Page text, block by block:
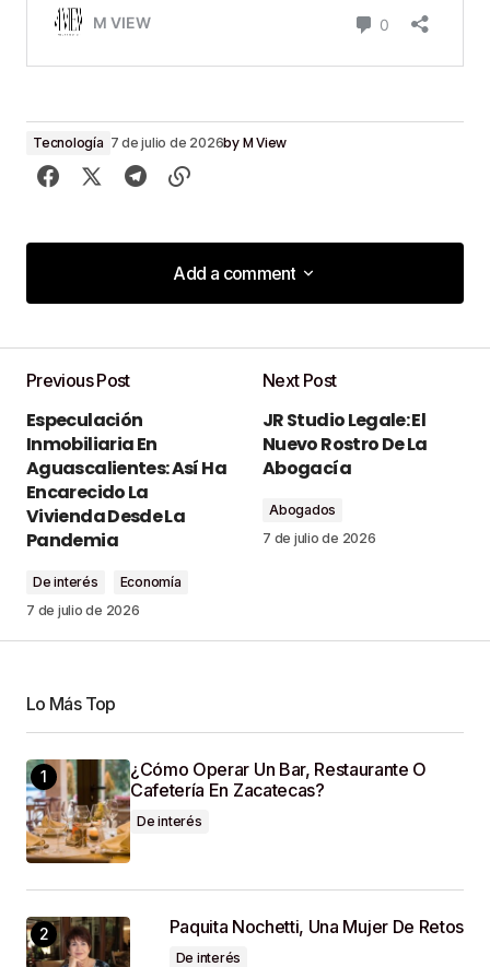
Tecnología 7 de julio de 2026byM View
Add a comment
Add a comment
publicada. Los campos obligatorios están
marcados con
Comment*
Guardar Mi Nombre, Correo Electrónico Y Sitio
Web En Este Navegador Para La Próxima Vez
Que Haga Un Comentario.
SUBMIT COMMENT
Previous Post
Especulación
Inmobiliaria En
Aguascalientes: Así Ha
Encarecido La
Vivienda Desde La
Pandemia
De interés
Economía
7 de julio de 2026
Next Post
JR Studio Legale: El
Nuevo Rostro De La
Abogacía
Abogados
7 de julio de 2026
Lo Más Top
¿Cómo Operar Un Bar, Restaurante O
Cafetería En Zacatecas?
De interés
Paquita Nochetti, Una Mujer De Retos
De interés